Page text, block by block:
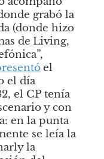
grabó la
(donde hizo
de Living,
el
el día
el CP tenía
y con
en la punta
se leía la
la